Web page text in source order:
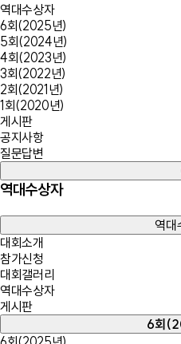
역대수상자
6회(2025년)
5회(2024년)
4회(2023년)
3회(2022년)
2회(2021년)
1회(2020년)
게시판
공지사항
질문답변
역대수상자
역대
대회소개
참가신청
대회갤러리
역대수상자
게시판
6회